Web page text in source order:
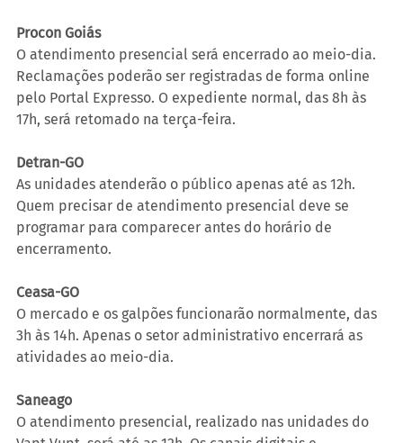
Procon Goiás
O atendimento presencial será encerrado ao meio-dia.
Reclamações poderão ser registradas de forma online
pelo Portal Expresso. O expediente normal, das 8h às
17h, será retomado na terça-feira.
Detran-GO
As unidades atenderão o público apenas até as 12h.
Quem precisar de atendimento presencial deve se
programar para comparecer antes do horário de
encerramento.
Ceasa-GO
O mercado e os galpões funcionarão normalmente, das
3h às 14h. Apenas o setor administrativo encerrará as
atividades ao meio-dia.
Saneago
O atendimento presencial, realizado nas unidades do